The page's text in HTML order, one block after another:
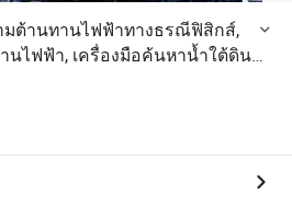
ต้านทานไฟฟ้าทางธรณีฟิสิกส์,
นไฟฟ้า, เครื่องมือค้นหาน้ำใต้ดิน
มือทางธรณีวิทยา